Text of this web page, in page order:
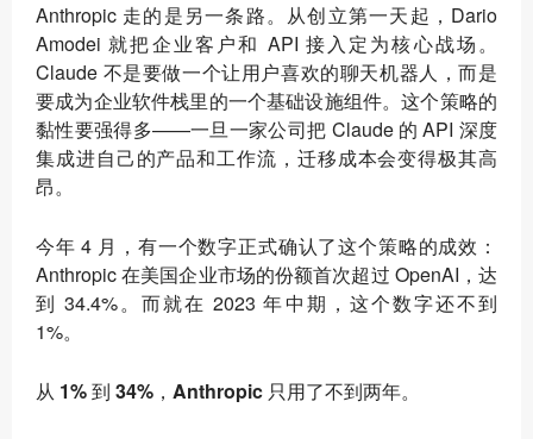
Anthropic 走的是另一条路。从创立第一天起，Dario
Amodei 就把企业客户和 API 接入定为核心战场。
Claude 不是要做一个让用户喜欢的聊天机器人，而是
要成为企业软件栈里的一个基础设施组件。这个策略的
黏性要强得多——一旦一家公司把 Claude 的 API 深度
集成进自己的产品和工作流，迁移成本会变得极其高
昂。
今年 4 月，有一个数字正式确认了这个策略的成效：
Anthropic 在美国企业市场的份额首次超过 OpenAI，达
到 34.4%。而就在 2023 年中期，这个数字还不到
1%。
从 1% 到 34%，Anthropic 只用了不到两年。